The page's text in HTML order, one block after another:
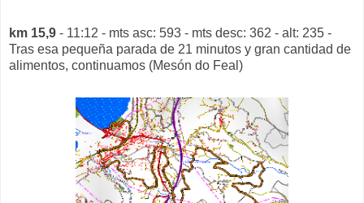
km 15,9 - 11:12 - mts asc: 593 - mts desc: 362 - alt: 235 -
Tras esa pequeña parada de 21 minutos y gran cantidad de
alimentos, continuamos (Mesón do Feal)